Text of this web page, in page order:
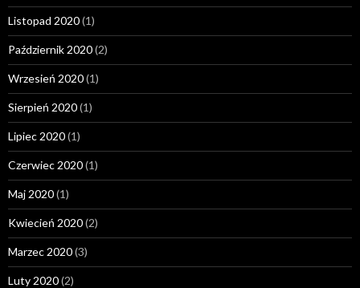
Listopad 2020(1)
Październik 2020(2)
Wrzesień 2020(1)
Sierpień 2020(1)
Lipiec 2020(1)
Czerwiec 2020(1)
Maj 2020(1)
Kwiecień 2020(2)
Marzec 2020(3)
Luty 2020(2)